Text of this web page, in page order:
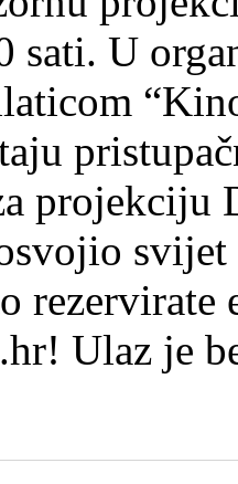
sati. U
projekciju
svijet
rezervirate
Ulaz je